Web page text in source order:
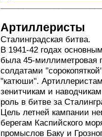
Артиллеристы
Сталинградская битва.
В 1941-42 годах
была 45-миллиметровая
солдатами
"катюши".
зенитчикам и
роль в битве за
Цель летней кампании
берегам Каспийского
промыслов Баку и